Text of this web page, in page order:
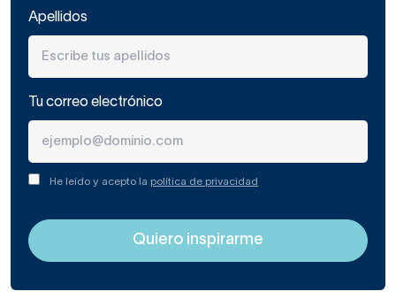
Apellidos
Tu correo electrónico
He leído y acepto la política de privacidad